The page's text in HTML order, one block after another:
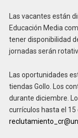
Las vacantes están
Educación Media
tener disponibilidad
jornadas serán
Las oportunidades
tiendas Gollo. Los
durante diciembre.
currículos hasta el